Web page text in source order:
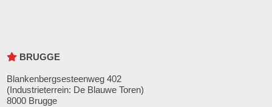
BRUGGE
Blankenbergsesteenweg 402
(Industrieterrein: De Blauwe Toren)
8000 Brugge